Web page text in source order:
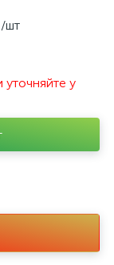
/шт
у